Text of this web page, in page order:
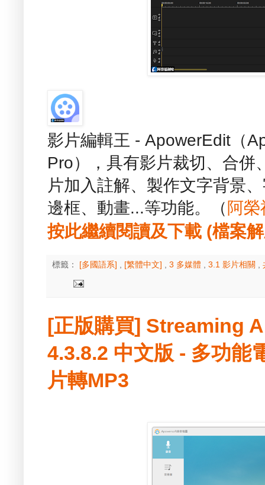
影片編輯王 - ApowerEdit（
Pro），具有影片裁切、合併
片加入註解、製作文字背景
邊框、動畫...等功能。（ 阿
按此繼續閱讀及下載 (檔案
標籤： [多國語系] [繁體中文] 3 多媒體 3.1 影片相關
[正版購買] Streaming
4.3.8.2 中文版 - 多功能
片轉MP3